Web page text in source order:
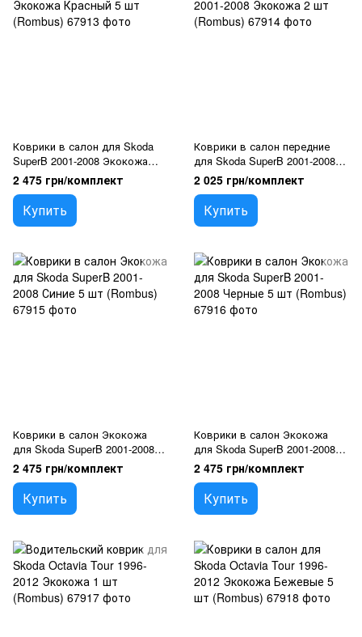
Коврики в салон для Skoda
SuperB 2001-2008 Экокожа
Красный 5 шт (Rombus)
2 475 грн/комплект
Купить
Коврики в салон передние
для Skoda SuperB 2001-2008
Экокожа 2 шт (Rombus)
2 025 грн/комплект
Купить
Коврики в салон Экокожа
для Skoda SuperB 2001-2008
Синие 5 шт (Rombus)
2 475 грн/комплект
Купить
Коврики в салон Экокожа
для Skoda SuperB 2001-2008
Черные 5 шт (Rombus)
2 475 грн/комплект
Купить